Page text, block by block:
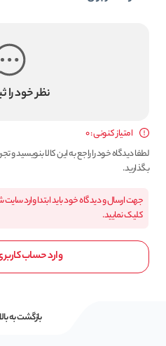
نظر خود را
امتیاز کنونی : 0
لطفا دیدگاه خود را راجع به این کالا بنویسید و
بگذارید.
جهت ارسال و دیدگاه خود باید ابتدا وارد
کلیک نمایید.
وارد حساب
بازگشت به بالا